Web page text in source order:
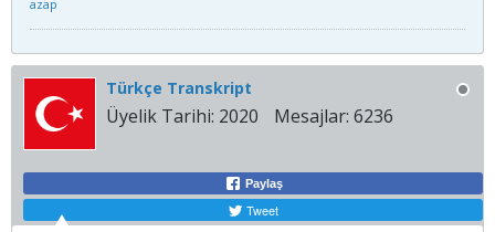
azap
Türkçe Transkript
Üyelik Tarihi: 2020 Mesajlar: 6236
Paylaş
Tweet